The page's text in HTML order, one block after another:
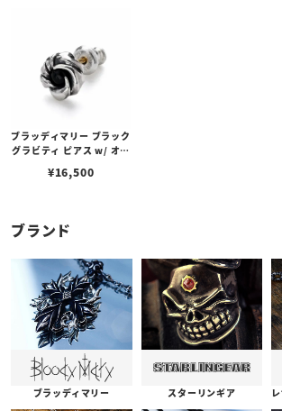
ブラッディマリー ブラック
グラビティ ピアス w/ オニ
¥16,500
ブランド
ブラッディマリー スターリンギア